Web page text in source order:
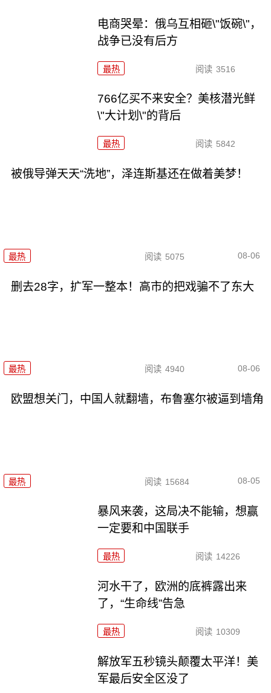
电商哭晕：俄乌互相砸\"饭碗\"，
战争已没有后方
最热 阅读 3516
766亿买不来安全？美核潜光鲜
\"大计划\"的背后
最热 阅读 5842
被俄导弹天天“洗地”，泽连斯基还在做着美梦！
最热 阅读 5075 08-06
删去28字，扩军一整本！高市的把戏骗不了东大
最热 阅读 4940 08-06
欧盟想关门，中国人就翻墙，布鲁塞尔被逼到墙角
最热 阅读 15684 08-05
暴风来袭，这局决不能输，想赢
一定要和中国联手
最热 阅读 14226
河水干了，欧洲的底裤露出来
了，“生命线”告急
最热 阅读 10309
解放军五秒镜头颠覆太平洋！美
军最后安全区没了